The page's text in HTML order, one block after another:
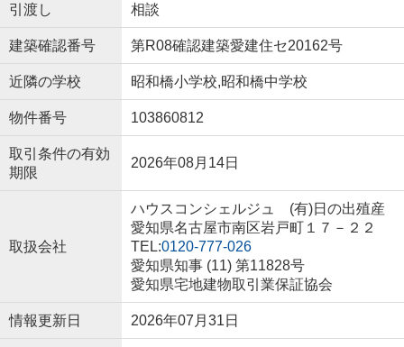
引渡し 相談
建築確認番号 第R08確認建築愛建住セ20162号
近隣の学校 昭和橋小学校,昭和橋中学校
物件番号 103860812
取引条件の有効
期限
2026年08月14日
取扱会社
ハウスコンシェルジュ (有)日の出殖産
愛知県名古屋市南区岩戸町１７－２２
TEL:0120-777-026
愛知県知事 (11) 第11828号
愛知県宅地建物取引業保証協会
情報更新日 2026年07月31日